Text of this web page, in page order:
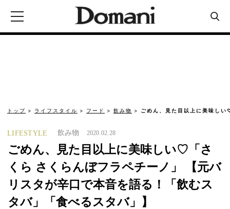
トップ ライフスタイル フード 飲み物 ごめん、見た目以上に美味し
LIFESTYLE 飲み物 2020.02.28
ごめん、見た目以上に美味しい♡「さ
くら さくらんぼフラペチーノ」 【元バ
リスタが辛口で本音を語る！「飲むス
タバ」「食べるスタバ」】